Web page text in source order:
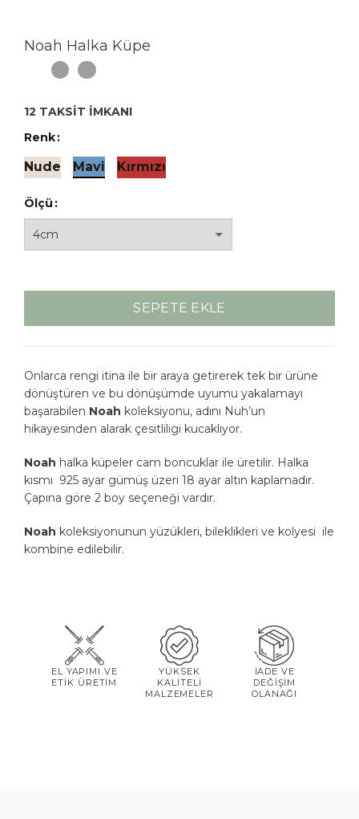
Noah Halka Küpe
12 TAKSİT İMKANI
Renk
Nude Mavi Kırmızı
Ölçü
SEPETE EKLE
Onlarca rengi itina ile bir araya getirerek tek bir ürüne
dönüştüren ve bu dönüşümde uyumu yakalamayı
başarabilen Noah koleksiyonu, adını Nuh’un
hikayesinden alarak çesitliligi kucaklıyor.
Noah halka küpeler cam boncuklar ile üretilir. Halka
kısmı 925 ayar gümüş üzeri 18 ayar altın kaplamadır.
Çapına göre 2 boy seçeneği vardır.
Noah koleksiyonunun yüzükleri, bileklikleri ve kolyesi ile
kombine edilebilir.
EL YAPIMI VE
ETİK ÜRETİM
YÜKSEK
KALİTELİ
MALZEMELER
İADE VE
DEĞİŞİM
OLANAĞI